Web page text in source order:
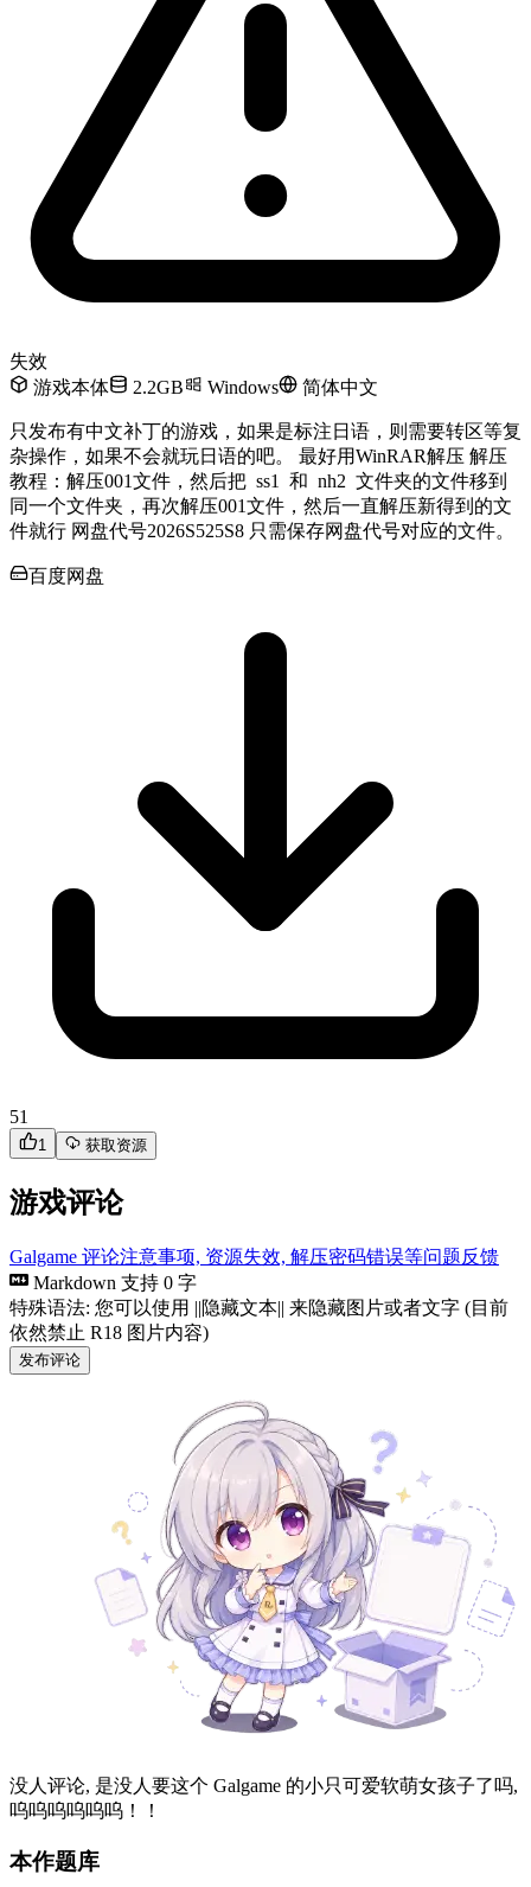
失效
游戏本体
2.2GB Windows 简体中文
只发布有中文补丁的游戏，如果是标注日语，则需要转区等复
杂操作，如果不会就玩日语的吧。 最好用WinRAR解压 解压
教程：解压001文件，然后把 ss1 和 nh2 文件夹的文件移到
同一个文件夹，再次解压001文件，然后一直解压新得到的文
件就行 网盘代号2026S525S8 只需保存网盘代号对应的文件。
百度网盘
51
1 获取资源
游戏评论
Galgame 评论注意事项, 资源失效, 解压密码错误等问题反馈
Markdown 支持 0 字
特殊语法: 您可以使用 ||隐藏文本|| 来隐藏图片或者文字 (目前
依然禁止 R18 图片内容)
发布评论
没人评论, 是没人要这个 Galgame 的小只可爱软萌女孩子了吗,
呜呜呜呜呜呜！！
本作题库